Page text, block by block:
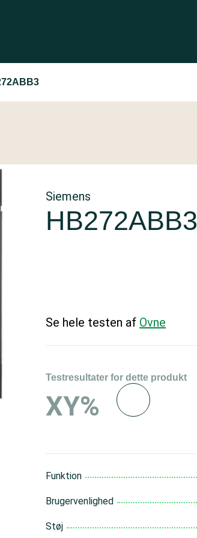
Siemens
HB272ABB3
Se hele testen af Ovne
Testresultater for dette produkt
XY%
Funktion
Brugervenlighed
Støj